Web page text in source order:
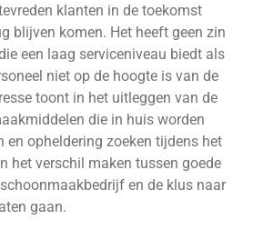
klanten in de toekomst
blijven komen. Het heeft geen zin
een laag serviceniveau biedt als
niet op de hoogte is van de
toont in het uitleggen van de
die in huis worden
en opheldering zoeken tijdens het
het verschil maken tussen goede
en de klus naar
gaan.